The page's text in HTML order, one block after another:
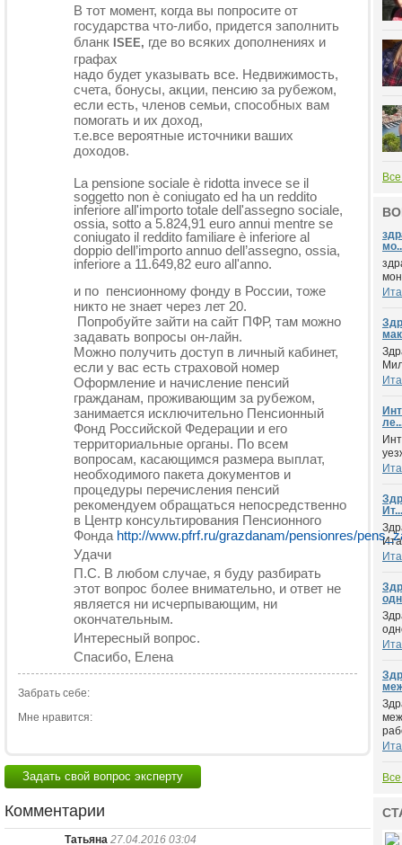
В тот момент, когда вы попросите от
государства что-либо, придется заполнить
бланк ISEE, где во всяких дополнениях и
графах
надо будет указывать все. Недвижимость,
счета, бонусы, акции, пенсию за рубежом,
если есть, членов семьи, способных вам
помогать и их доход,
т.е.все вероятные источники ваших
доходов.
La pensione sociale è ridotta invece se il
soggetto non è coniugato ed ha un reddito
inferiore all'importo totale dell'assegno sociale,
ossia, sotto a 5.824,91 euro annui mentre se
coniugato il reddito familiare è inferiore al
doppio dell’importo annuo dell’assegno, ossia,
inferiore a 11.649,82 euro all'anno.
и по пенсионному фонду в России, тоже
никто не знает через лет 20.
Попробуйте зайти на сайт ПФР, там можно
задавать вопросы он-лайн.
Можно получить доступ в личный кабинет,
если у вас есть страховой номер
Оформление и начисление пенсий
гражданам, проживающим за рубежом,
занимается исключительно Пенсионный
Фонд Российской Федерации и его
территориальные органы. По всем
вопросам, касающимся размера выплат,
необходимого пакета документов и
процедуры перечисления пенсий
рекомендуем обращаться непосредственно
в Центр консультирования Пенсионного
Фонда http://www.pfrf.ru/grazdanam/pensionres/
Удачи
П.С. В любом случае, я буду разбирать
этот вопрос более внимательно, и ответ не
является ни исчерпывающим, ни
окончательным.
Интересный вопрос.
Спасибо, Елена
Забрать себе:
Мне нравится:
Задать свой вопрос эксперту
Комментарии
Татьяна 27.04.2016 03:04
Ит...